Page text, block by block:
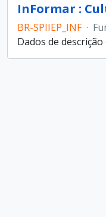
BR-SPIIEP_INF ·
Dados de